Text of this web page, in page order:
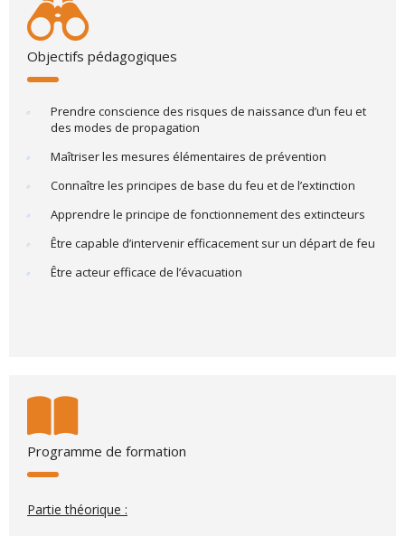
Objectifs pédagogiques
Prendre conscience des risques de naissance d’un feu et
des modes de propagation
Maîtriser les mesures élémentaires de prévention
Connaître les principes de base du feu et de l’extinction
Apprendre le principe de fonctionnement des extincteurs
Être capable d’intervenir efficacement sur un départ de feu
Être acteur efficace de l’évacuation
Programme de formation
Partie théorique :